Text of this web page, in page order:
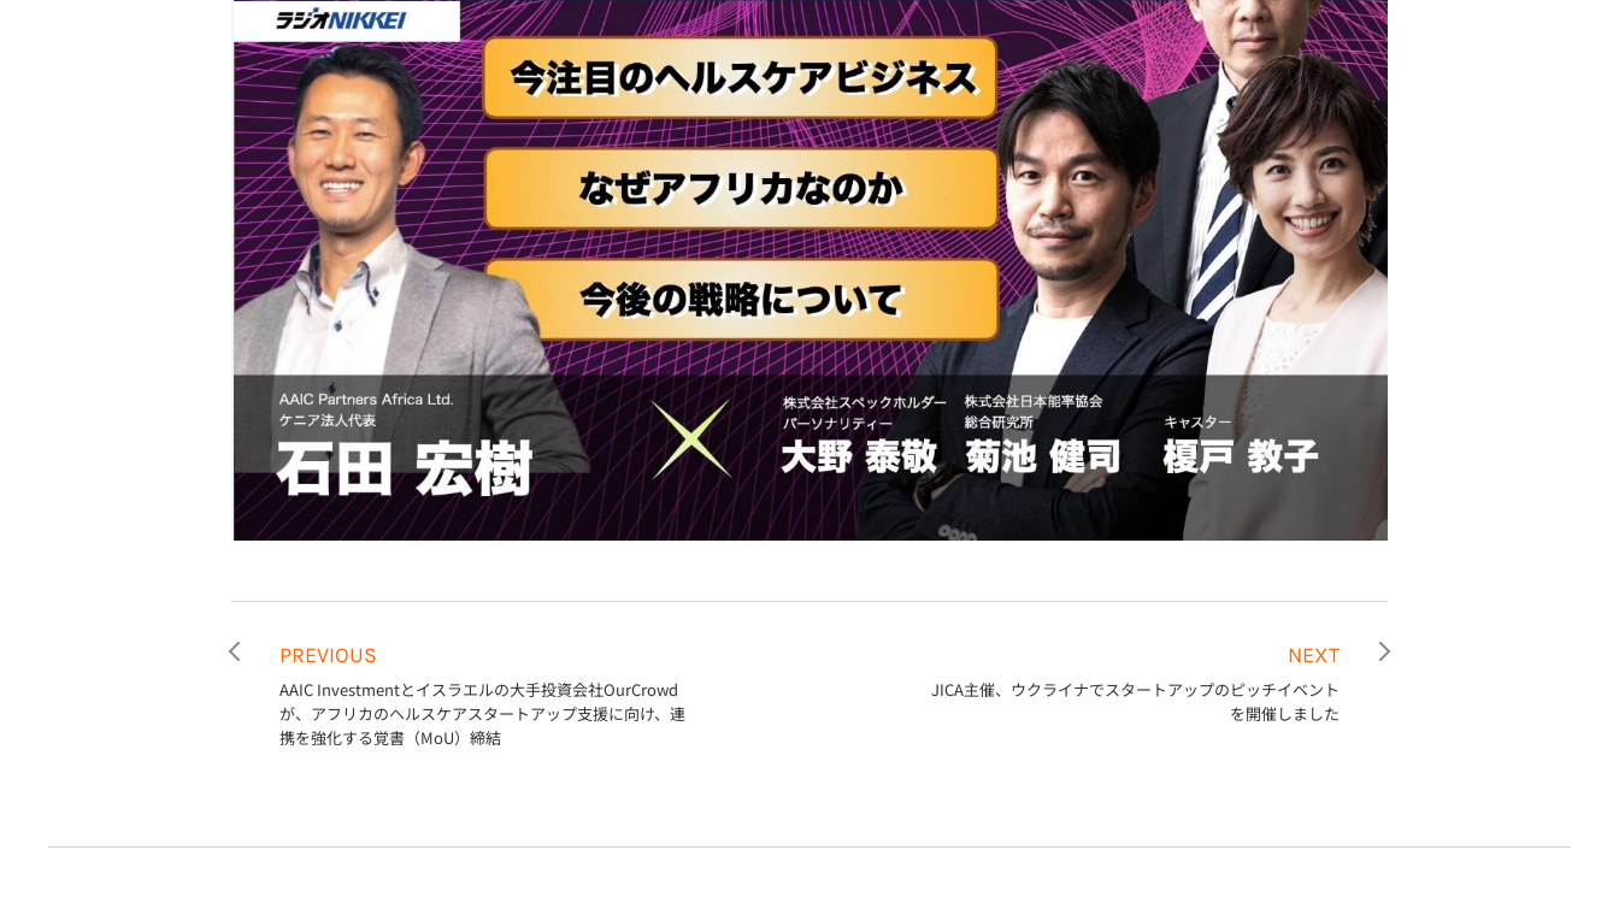
PREVIOUS
AAIC Investmentとイスラエルの大手投資会社OurCrowd
が、アフリカのヘルスケアスタートアップ支援に向け、連
携を強化する覚書（MoU）締結
NEXT
JICA主催、ウクライナでスタートアップのピッチイベント
を開催しました